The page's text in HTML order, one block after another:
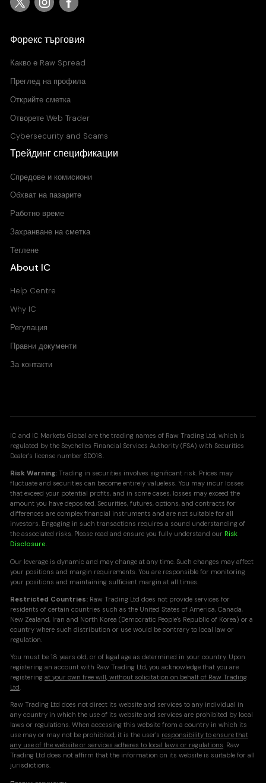
Форекс търговия
Какво е Raw Spread
Преглед на профила
Открийте сметка
Отворете Web Trader
Cybersecurity and Scams
Трейдинг спецификации
Спредове и комисиони
Обхват на пазарите
Работно време
Захранване на сметка
Теглене
About IC
Help Centre
Why IC
Регулация
Правни документи
За контакти
IC and IC Markets Global are the trading names of Raw Trading Ltd, which is
regulated by the Seychelles Financial Services Authority (FSA) with Securities
Dealer's license number SD018.
Risk Warning: Trading in securities involves significant risk. Prices may
fluctuate and securities can become entirely valueless. You may incur losses
that exceed your potential profits, and in some cases, losses may exceed the
amount you have deposited. Securities, futures, options, and contracts for
differences are complex financial instruments and are not suitable for all
investors. Engaging in such transactions requires a sound understanding of
the associated risks. Please read and ensure you fully understand ourRisk
Disclosure.
Our leverage is dynamic and may change at any time. Such changes may affect
your positions and margin requirements. You are responsible for monitoring
your positions and maintaining sufficient margin at all times.
Restricted Countries: Raw Trading Ltd does not provide services for
residents of certain countries such as the United States of America, Canada,
New Zealand, Iran and North Korea (Democratic People's Republic of Korea) or a
country where such distribution or use would be contrary to local law or
regulation.
You must be 18 years old, or of legal age as determined in your country. Upon
registering an account with Raw Trading Ltd, you acknowledge that you are
registeringat your own free will, without solicitation on behalf of Raw Trading
Ltd.
Raw Trading Ltd does not direct its website and services to any individual in
any country in which the use of its website and services are prohibited by local
laws or regulations. When accessing this website from a country in which its
use may or may not be prohibited, it is the user's responsibility to ensure that
any use of the website or services adheres to local laws or regulations. Raw
Trading Ltd does not affirm that the information on its website is suitable for all
jurisdictions.